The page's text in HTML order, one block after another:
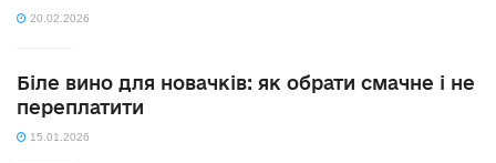
20.02.2026
Біле вино для новачків: як обрати смачне і не
переплатити
15.01.2026